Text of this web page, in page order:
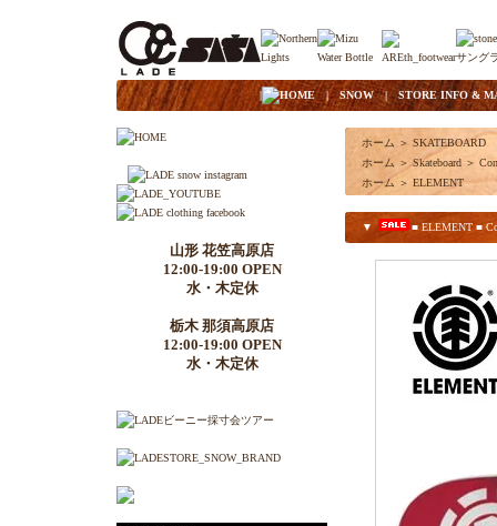
| HOME|SNOW| STORE INFO &
山形 花笠高原店
12:00-19:00 OPEN
水・木定休
栃木 那須高原店
12:00-19:00 OPEN
水・木定休
ホーム ＞ SKATEBOARD
ホーム ＞ Skateboard ＞
ホーム ＞ ELEMENT
▼ ■ ELEMENT ■